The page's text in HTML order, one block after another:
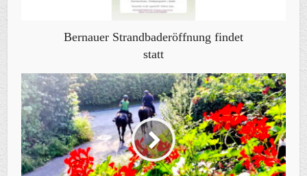
Bernauer Strandbaderöffnung findet
statt